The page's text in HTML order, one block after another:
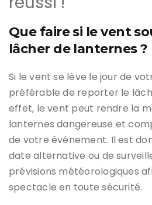
Que faire si le vent
lâcher de lanternes ?
Si le vent se lève le jour de
préférable de reporter le
effet, le vent peut rendre la
lanternes dangereuse et
de votre événement. Il est
date alternative ou de
prévisions météorologiques
spectacle en toute sécurité.